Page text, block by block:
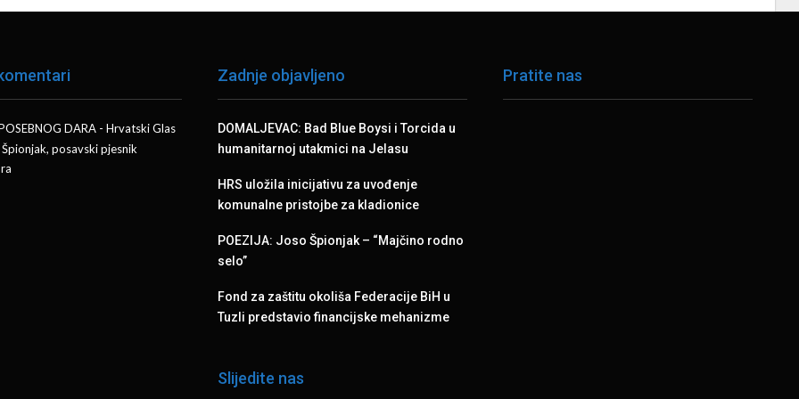
DARA - Hrvatski Glas
posavski pjesnik
Zadnje objavljeno
DOMALJEVAC: Bad Blue Boysi i Torcida u
humanitarnoj utakmici na Jelasu
HRS uložila inicijativu za uvođenje
komunalne pristojbe za kladionice
POEZIJA: Joso Špionjak – “Majčino rodno
selo”
Fond za zaštitu okoliša Federacije BiH u
Tuzli predstavio financijske mehanizme
Slijedite nas
Pratite nas